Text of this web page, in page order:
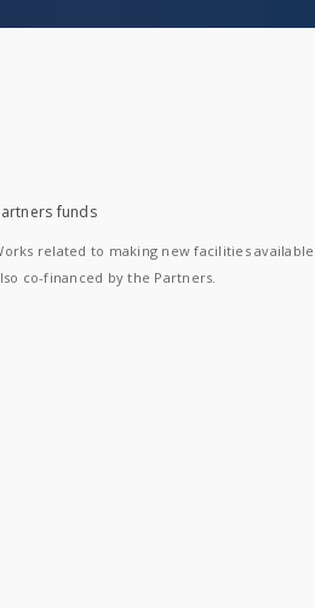
funds
related to making new facilities
co-financed by the Partners.